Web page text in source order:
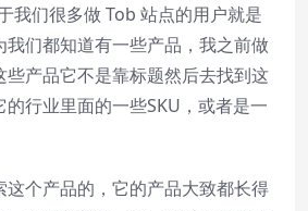
我们很多做 Tob 站点的用户就是
们都知道有一些产品，我之前做
些产品它不是靠标题然后去找到这
行业里面的一些SKU，或者是一
这个产品的，它的产品大致都长得